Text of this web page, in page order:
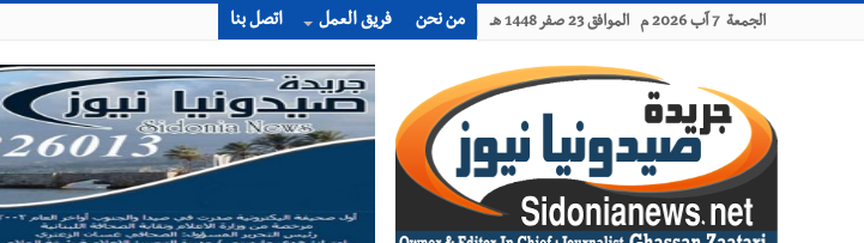
الجمعة 7 آب 2026 م الموافق 23 صفر 1448 هـ من نحن فريق العمل اتصل بنا